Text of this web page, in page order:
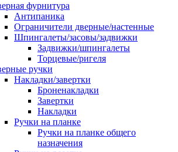
фурнитура
Антипаника
Ограничители дверные/настенные
Шпингалеты/засовы/задвижки
Задвижки/шпингалеты
Торцевые/ригеля
ручки
Накладки/завертки
Броненакладки
Завертки
Накладки
Ручки на планке
Ручки на планке общего
назначения